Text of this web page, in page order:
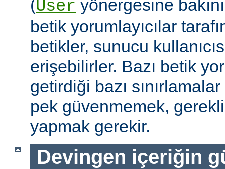
(User yönergesine
betik yorumlayıcılar
betikler, sunucu
erişebilirler. Bazı betik
getirdiği bazı
pek güvenmemek,
yapmak gerekir.
Devingen içeriğin